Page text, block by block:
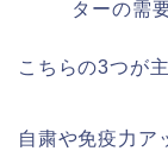
ターの需
こちらの3つが
自粛や免疫力ア